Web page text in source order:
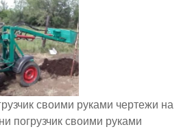
своими руками чертежи на
погрузчик своими руками